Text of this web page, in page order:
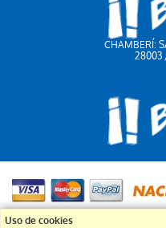
CHAMBERÍ:
28003
Uso de cookies